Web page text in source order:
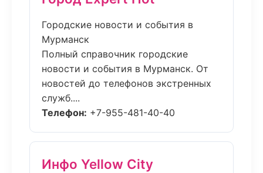
Городские новости и события в
Мурманск
Полный справочник городские
новости и события в Мурманск. От
новостей до телефонов экстренных
служб....
Телефон: +7-955-481-40-40
Инфо Yellow City